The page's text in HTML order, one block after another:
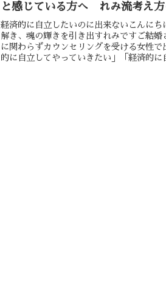
と感じている方へ れみ流考え
経済的に自立したいのに出来ないこんにち
解き、魂の輝きを引き出すれみですご結婚
に関わらずカウンセリングを受ける女性
的に自立してやっていきたい」「経済的に